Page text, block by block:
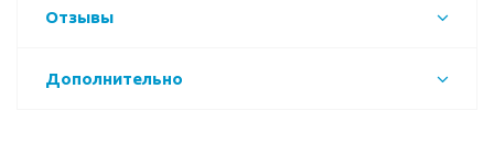
Отзывы
Дополнительно